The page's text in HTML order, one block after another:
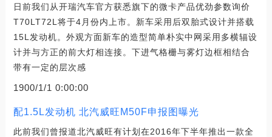
日前我们从开瑞汽车官方获悉旗下的微卡产品优劲参数询价
T70LT72L将于4月份内上市。新车采用后双胎式设计并搭载
15L发动机。外观方面新车的造型简单朴实中网采用多横辐设
计并与方正的前大灯相连接。下进气格栅与雾灯边框相结合
带有一定的层次感
1900/1/1 0:00:00
配1.5L发动机 北汽威旺M50F申报图曝光
此前我们曾报道北汽威旺有计划在2016年下半年推出一款全